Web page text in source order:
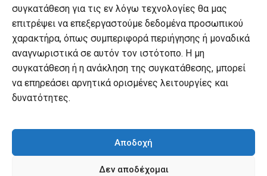
συγκατάθεση για τις εν λόγω τεχνολογίες θα μας
επιτρέψει να επεξεργαστούμε δεδομένα προσωπικού
χαρακτήρα, όπως συμπεριφορά περιήγησης ή μοναδικά
αναγνωριστικά σε αυτόν τον ιστότοπο. Η μη
συγκατάθεση ή η ανάκληση της συγκατάθεσης, μπορεί
να επηρεάσει αρνητικά ορισμένες λειτουργίες και
δυνατότητες.
Αποδοχή
Δεν αποδέχομαι
Ο λογαριασμός μου
Ο λογαριασμός μου
Οι παραγγελίες μου
Λίστα επιθυμιών